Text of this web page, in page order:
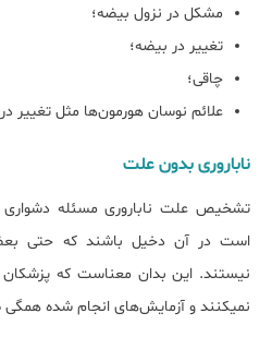
مشکل در نزول بیضه؛
تغییر در بیضه؛
چاقی؛
علائم نوسان هورمون‌ها مثل تغییر
ناباروری بدون علت
تشخیص علت ناباروری مسئله
است در آن دخیل باشند که حتی
نیستند. این بدان معناست که پزشکان
نمی‎کنند و آزمایش‌های انجام شده همگی طبیعی هستند.